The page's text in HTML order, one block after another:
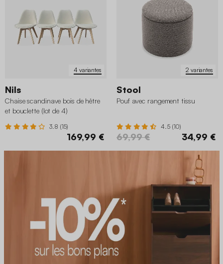
4 variantes
Nils
Chaise scandinave bois de hêtre
et bouclette (lot de 4)
3.8 (15)
169,99 €
2 variantes
Stool
Pouf avec rangement tissu
4.5 (10)
69,99 € 34,99 €